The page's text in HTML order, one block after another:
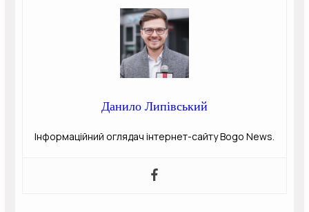
Данило Липівський
Інформаційний оглядач інтернет-сайту Bogo News.